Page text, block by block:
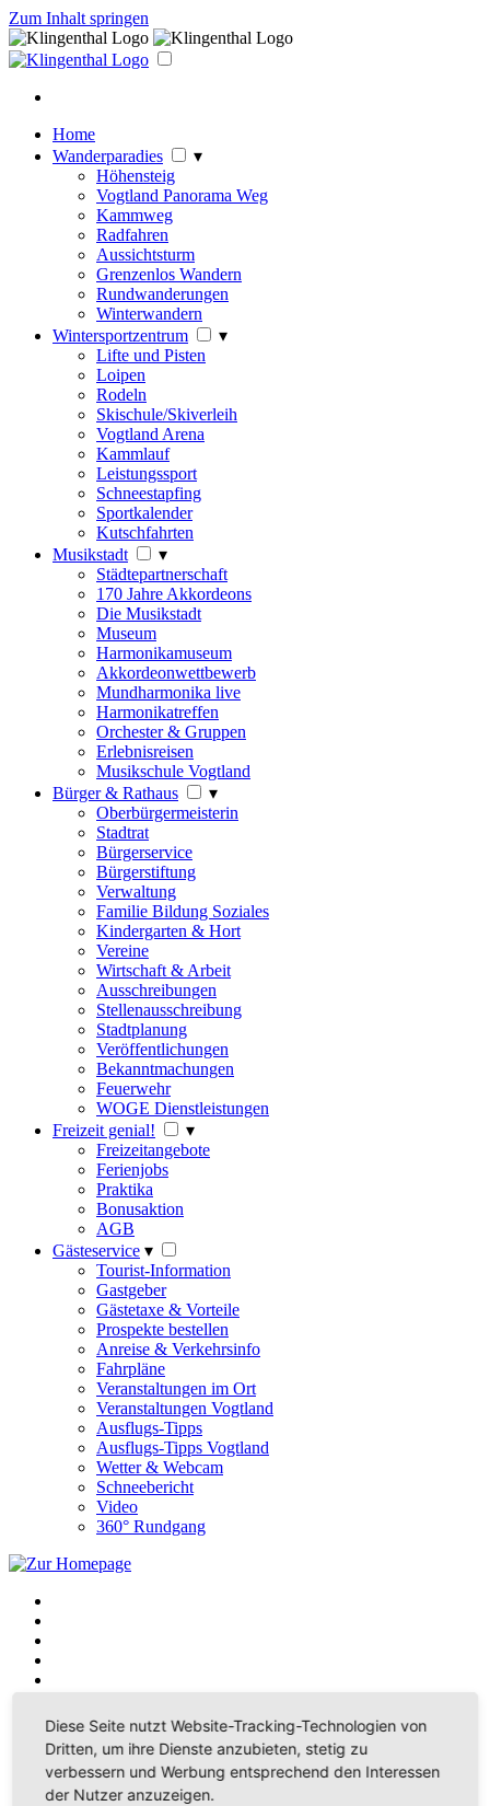
Zum Inhalt springen
Home
Wanderparadies
▾
Höhensteig
Vogtland Panorama Weg
Kammweg
Radfahren
Aussichtsturm
Grenzenlos Wandern
Rundwanderungen
Winterwandern
Wintersportzentrum
▾
Lifte und Pisten
Loipen
Rodeln
Skischule/Skiverleih
Vogtland Arena
Kammlauf
Leistungssport
Schneestapfing
Sportkalender
Kutschfahrten
Musikstadt
▾
Städtepartnerschaft
170 Jahre Akkordeons
Die Musikstadt
Museum
Harmonikamuseum
Akkordeonwettbewerb
Mundharmonika live
Harmonikatreffen
Orchester & Gruppen
Erlebnisreisen
Musikschule Vogtland
Bürger & Rathaus
▾
Oberbürgermeisterin
Stadtrat
Bürgerservice
Bürgerstiftung
Verwaltung
Familie Bildung Soziales
Kindergarten & Hort
Vereine
Wirtschaft & Arbeit
Ausschreibungen
Stellenausschreibung
Stadtplanung
Veröffentlichungen
Bekanntmachungen
Feuerwehr
WOGE Dienstleistungen
Freizeit genial!
▾
Freizeitangebote
Ferienjobs
Praktika
Bonusaktion
AGB
Gästeservice ▾
Tourist-Information
Gastgeber
Gästetaxe & Vorteile
Prospekte bestellen
Anreise & Verkehrsinfo
Fahrpläne
Veranstaltungen im Ort
Veranstaltungen Vogtland
Ausflugs-Tipps
Ausflugs-Tipps Vogtland
Wetter & Webcam
Schneebericht
Video
360° Rundgang
Home
Wanderparadies
Wintersportzentrum
Musikstadt
Bürger & Rathaus
Diese Seite nutzt Website-Tracking-Technologien von
Dritten, um ihre Dienste anzubieten, stetig zu
verbessern und Werbung entsprechend den Interessen
der Nutzer anzuzeigen.